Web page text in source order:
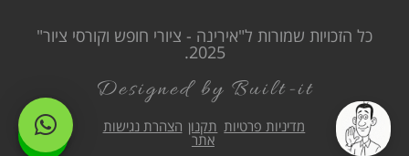
כל הזכויות שמורות ל"אירינה - ציורי חופש וקורסי ציור"
2025.
Designed by Built-it
מדיניות פרטיות תקנון
אתר
הצהרת נגישות